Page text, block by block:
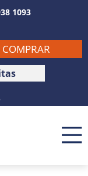
1093
COMPRAR